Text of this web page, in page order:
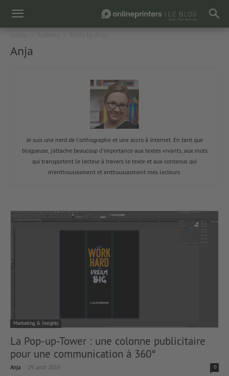
Anja
Je suis une nerd de l'orthographe et une accro à Internet. En tant que
blogueuse, j’attache beaucoup d'importance aux textes vivants, aux mots
qui transportent le lecteur à travers le texte et aux contenus qui
m’enthousiasment et enthousiasment mes lecteurs.
Marketing & Insights
La Pop-up-Tower : une colonne publicitaire
pour une communication à 360°
Anja 29. août 2018 0